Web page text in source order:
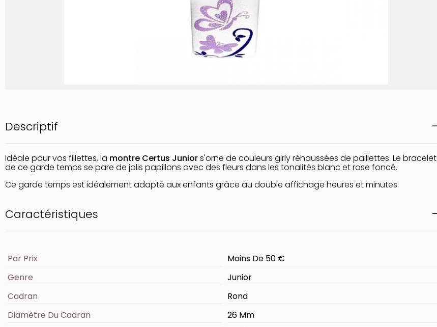
Descriptif
Idéale pour vos fillettes, la montre Certus Juniors'orne de couleurs girly réhaussées de paillettes. Le bracelet
de ce garde temps se pare de jolis papillons avec des fleurs dans les tonalités blanc et rose foncé.
Ce garde temps est idéalement adapté aux enfants grâce au double affichage heures et minutes.
Caractéristiques
Par Prix
Moins De 50 €
Genre
Junior
Cadran
Rond
Diamètre Du Cadran
26 Mm